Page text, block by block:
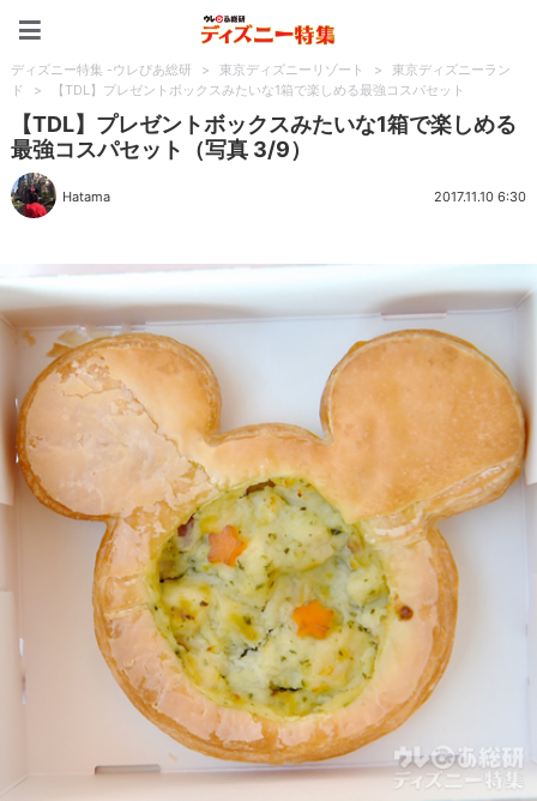
ディズニー特集 -ウレぴあ総研 > 東京ディズニーリゾート >
東京ディズニーラン
ド
> 【TDL】プレゼントボックスみたいな1箱で楽しめる最強コスパセット
【TDL】プレゼントボックスみたいな1箱で楽しめる
最強コスパセット（写真 3/9）
Hatama 2017.11.10 6:30